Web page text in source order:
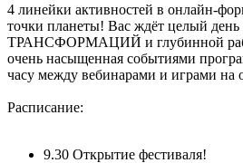
4 линейки активностей в онлайн-
точки планеты! Вас ждёт целый
ТРАНСФОРМАЦИЙ и глубинной
очень насыщенная событиями
часу между вебинарами и играми на
Расписание:
9.30 Открытие фестиваля!